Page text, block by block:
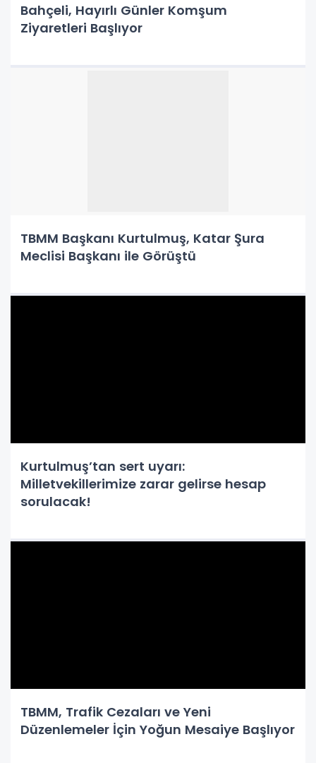
Bahçeli, Hayırlı Günler Komşum
Ziyaretleri Başlıyor
TBMM Başkanı Kurtulmuş, Katar Şura
Meclisi Başkanı ile Görüştü
Kurtulmuş’tan sert uyarı:
Milletvekillerimize zarar gelirse hesap
sorulacak!
TBMM, Trafik Cezaları ve Yeni
Düzenlemeler İçin Yoğun Mesaiye Başlıyor